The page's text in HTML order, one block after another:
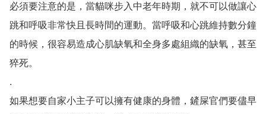
必須要注意的是，當貓咪步入中老年時期，就不可以做讓心
跳和呼吸非常快且長時間的運動。當呼吸和心跳維持數分鐘
的時候，很容易造成心肌缺氧和全身多處組織的缺氧，甚至
猝死。
.
如果想要自家小主子可以擁有健康的身體，鏟屎官們要儘早